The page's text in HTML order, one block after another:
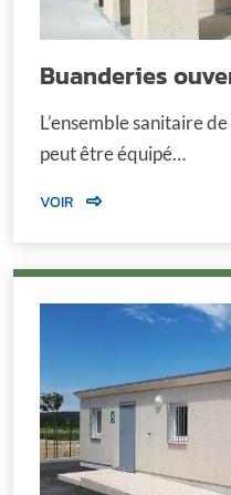
Buanderies
L’ensemble sanitaire
peut être équipé…
VOIR